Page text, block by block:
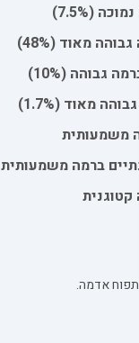
(7.5%)
גבוהה מאוד (48%)
גבוהה (10%)
מאוד (1.7%)
משמעותית
ברמה משמעותית
תפוח אדמה.